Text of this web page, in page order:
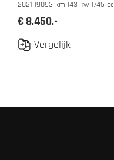
2021 |9093 km |43 kw |745 cc
€ 8.450.-
Vergelijk